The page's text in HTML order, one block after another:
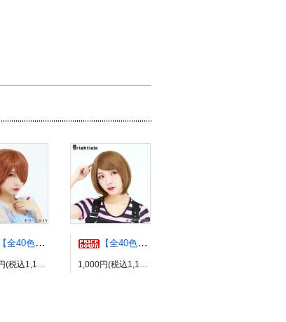
【全40色】エアリーウルフ コスプレウィッグ ブライトララ
1,000円(税込1,100円)
【全40色】エッグショート コスプレウィッグ ブライトララ
1,000円(税込1,100円)